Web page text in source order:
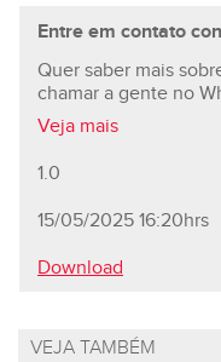
Entre em contato
Quer saber mais
chamar a gente no
prontos pra te ajudar.
Veja mais
1.0
15/05/2025 16:20hrs
Download
VEJA TAMBÉM